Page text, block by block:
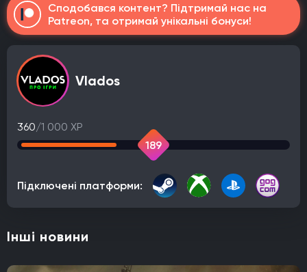
Сподобався контент? Підтримай нас на
Patreon, та отримай унікальні бонуси!
Vlados
360/1 000 XP
189
Підключені платформи:
Інші новини